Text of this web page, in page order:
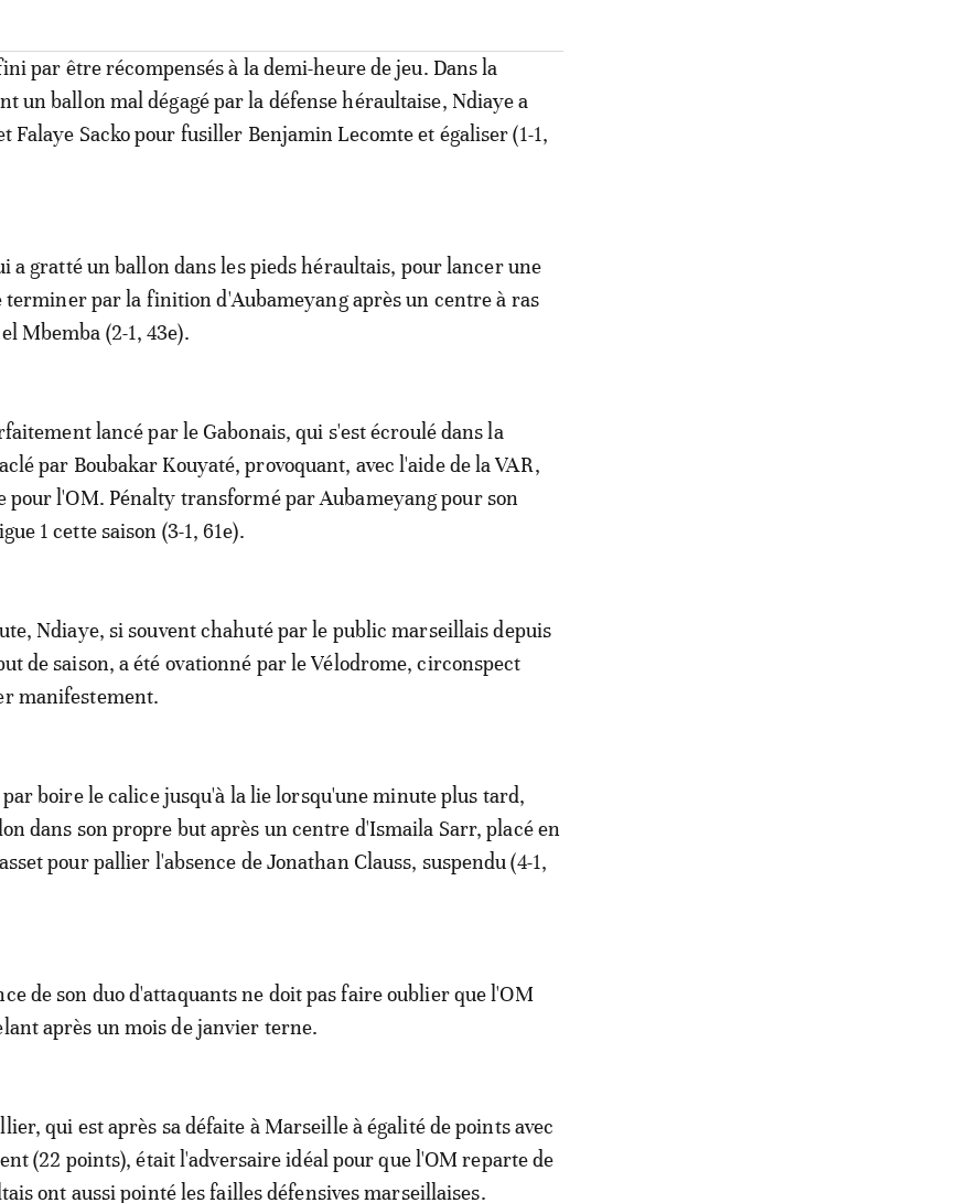
par être récompensés à la demi-heure de jeu. Dans la
un ballon mal dégagé par la défense héraultaise, Ndiaye a
Falaye Sacko pour fusiller Benjamin Lecomte et égaliser (1-1,
a gratté un ballon dans les pieds héraultais, pour lancer une
terminer par la finition d'Aubameyang après un centre à ras
Mbemba (2-1, 43e).
lancé par le Gabonais, qui s'est écroulé dans la
par Boubakar Kouyaté, provoquant, avec l'aide de la VAR,
pour l'OM. Pénalty transformé par Aubameyang pour son
1 cette saison (3-1, 61e).
Ndiaye, si souvent chahuté par le public marseillais depuis
de saison, a été ovationné par le Vélodrome, circonspect
manifestement.
boire le calice jusqu'à la lie lorsqu'une minute plus tard,
dans son propre but après un centre d'Ismaila Sarr, placé en
pour pallier l'absence de Jonathan Clauss, suspendu (4-1,
de son duo d'attaquants ne doit pas faire oublier que l'OM
après un mois de janvier terne.
qui est après sa défaite à Marseille à égalité de points avec
(22 points), était l'adversaire idéal pour que l'OM reparte de
ont aussi pointé les failles défensives marseillaises.